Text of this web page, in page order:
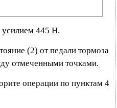
усилием 445 Н.
(2) от педали тормоза
отмеченными точками.
операции по пунктам 4